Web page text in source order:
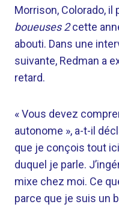
Morrison, Colorado,
boueuses 2cette
abouti. Dans une
suivante, Redman a
retard.
« Vous devez
autonome », a-t-il
que je conçois tout
duquel je parle.
mixe chez moi. Ce
parce que je suis un